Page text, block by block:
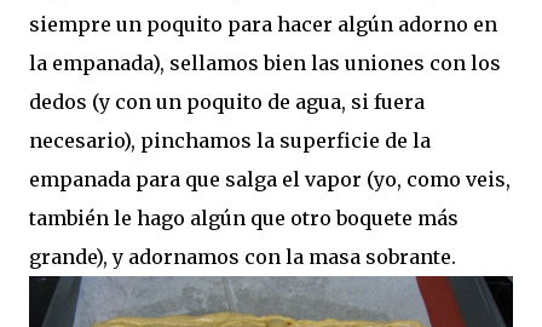
siempre un poquito para hacer algún adorno en
la empanada), sellamos bien las uniones con los
dedos (y con un poquito de agua, si fuera
necesario), pinchamos la superficie de la
empanada para que salga el vapor (yo, como veis,
también le hago algún que otro boquete más
grande), y adornamos con la masa sobrante.